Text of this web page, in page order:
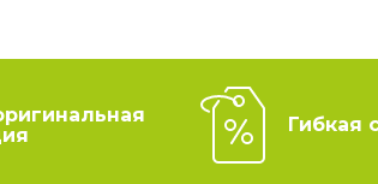
Гибкая